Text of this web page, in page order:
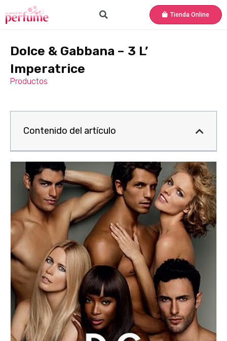
Tienda Online
Dolce & Gabbana – 3 L’
Imperatrice
Productos
Contenido del artículo